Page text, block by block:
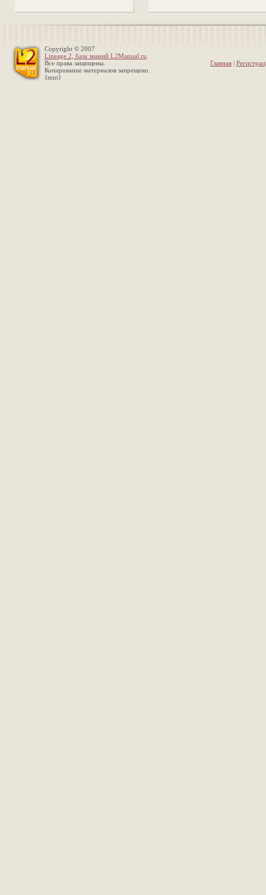
Copyright © 2007
Lineage 2, база знаний L2Manual.ru
Все права защищены.
Копирование материалов запрещено.
{mnt}
Главная |